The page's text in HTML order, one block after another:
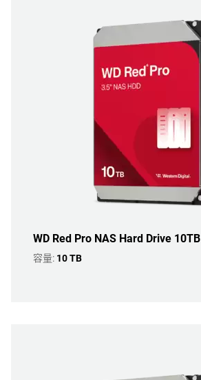
WD Red Pro NAS Hard Drive 10TB
容量: 10 TB